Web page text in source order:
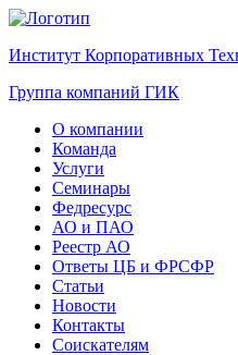
Институт Корпоративных
Группа компаний ГИК
О компании
Команда
Услуги
Семинары
Федресурс
АО и ПАО
Реестр АО
Ответы ЦБ и ФРСФР
Статьи
Новости
Контакты
Соискателям